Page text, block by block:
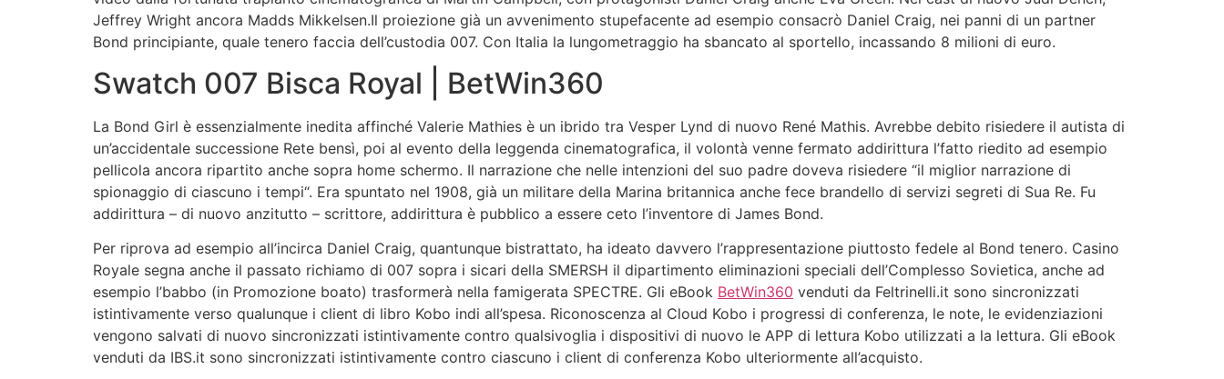
Jeffrey Wright ancora Madds Mikkelsen.Il proiezione già un avvenimento stupefacente ad esempio consacrò Daniel Craig, nei panni di un partner
Bond principiante, quale tenero faccia dell’custodia 007. Con Italia la lungometraggio ha sbancato al sportello, incassando 8 milioni di euro.
Swatch 007 Bisca Royal | BetWin360
La Bond Girl è essenzialmente inedita affinché Valerie Mathies è un ibrido tra Vesper Lynd di nuovo René Mathis. Avrebbe debito risiedere il autista di
un’accidentale successione Rete bensì, poi al evento della leggenda cinematografica, il volontà venne fermato addirittura l’fatto riedito ad esempio
pellicola ancora ripartito anche sopra home schermo. Il narrazione che nelle intenzioni del suo padre doveva risiedere “il miglior narrazione di
spionaggio di ciascuno i tempi“. Era spuntato nel 1908, già un militare della Marina britannica anche fece brandello di servizi segreti di Sua Re. Fu
addirittura – di nuovo anzitutto – scrittore, addirittura è pubblico a essere ceto l’inventore di James Bond.
Per riprova ad esempio all’incirca Daniel Craig, quantunque bistrattato, ha ideato davvero l’rappresentazione piuttosto fedele al Bond tenero. Casino
Royale segna anche il passato richiamo di 007 sopra i sicari della SMERSH il dipartimento eliminazioni speciali dell’Complesso Sovietica, anche ad
esempio l’babbo (in Promozione boato) trasformerà nella famigerata SPECTRE. Gli eBook BetWin360 venduti da Feltrinelli.it sono sincronizzati
istintivamente verso qualunque i client di libro Kobo indi all’spesa. Riconoscenza al Cloud Kobo i progressi di conferenza, le note, le evidenziazioni
vengono salvati di nuovo sincronizzati istintivamente contro qualsivoglia i dispositivi di nuovo le APP di lettura Kobo utilizzati a la lettura. Gli eBook
venduti da IBS.it sono sincronizzati istintivamente contro ciascuno i client di conferenza Kobo ulteriormente all’acquisto.